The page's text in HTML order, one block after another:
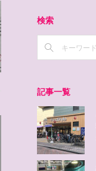
検索
記事一覧